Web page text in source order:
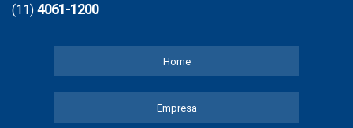
(11) 4061-1200
Home
Empresa